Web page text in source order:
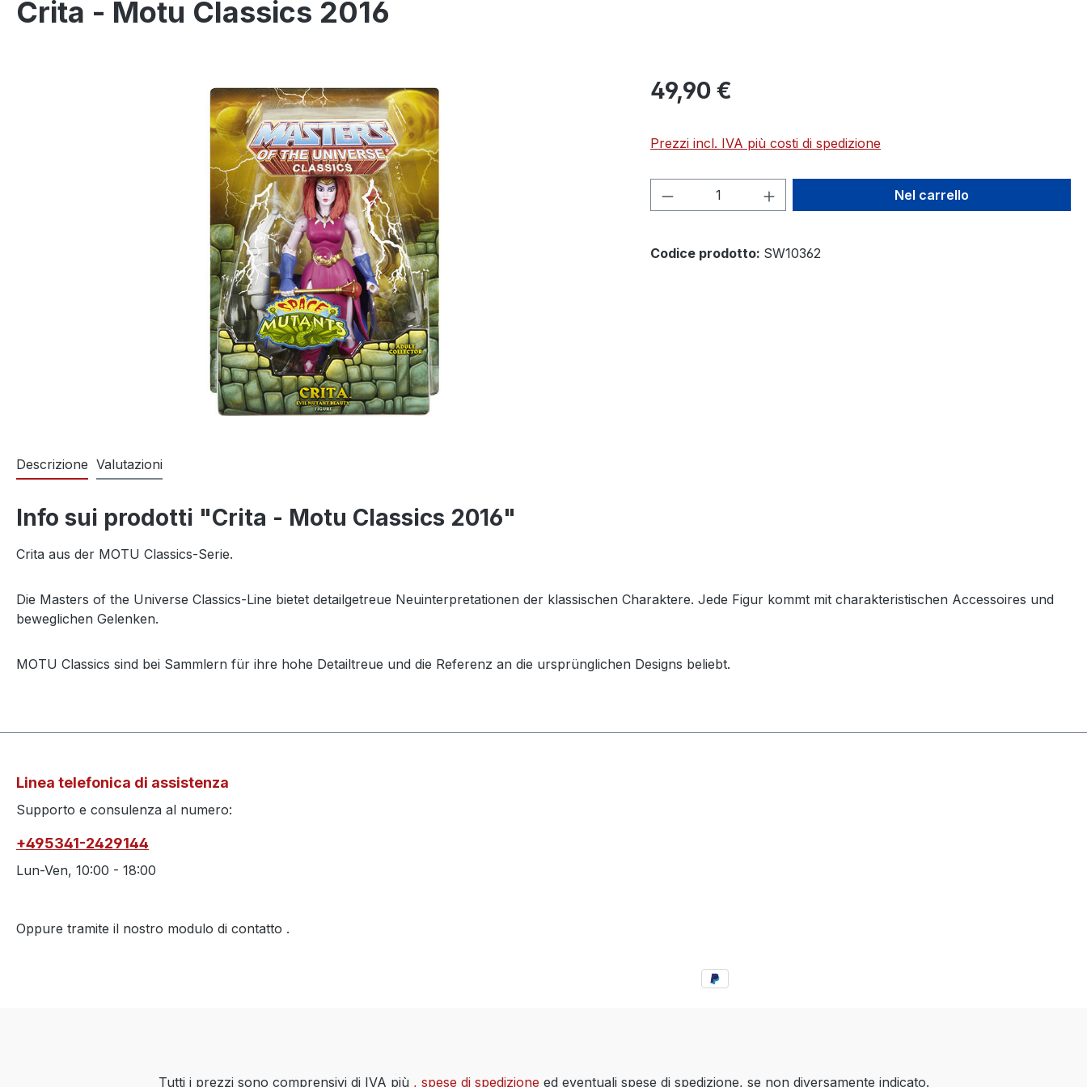
Crita - Motu Classics 2016
49,90 €
Prezzi incl. IVA più costi di spedizione
Quantità del prodotto: inserisci la quantità
Nel carrello
Codice prodotto: SW10362
Descrizione Valutazioni
Info sui prodotti "Crita - Motu Classics 2016"
Crita aus der MOTU Classics-Serie.
Die Masters of the Universe Classics-Line bietet detailgetreue Neuinterpretationen der klassischen Charaktere. Jede Figur kommt mit charakteristischen Accessoires und
beweglichen Gelenken.
MOTU Classics sind bei Sammlern für ihre hohe Detailtreue und die Referenz an die ursprünglichen Designs beliebt.
Linea telefonica di assistenza
Supporto e consulenza al numero:
+495341-2429144
Lun-Ven, 10:00 - 18:00
Oppure tramite il nostro modulo di contatto .
Tutti i prezzi sono comprensivi di IVA più , spese di spedizione ed eventuali spese di spedizione, se non diversamente indicato.